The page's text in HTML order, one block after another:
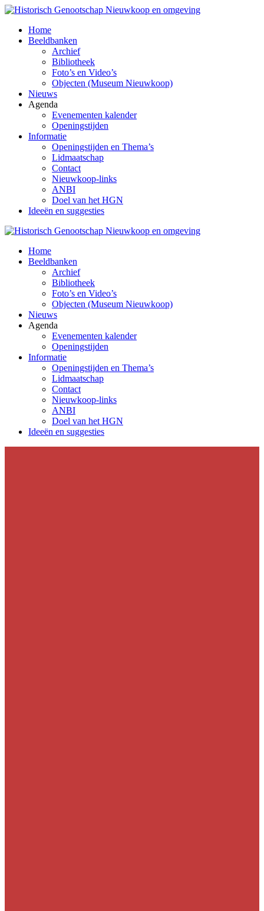
Ga
inhoud
Home
Beeldbanken
Archief
Bibliotheek
Foto’s en Video’s
Objecten (Museum Nieuwkoop)
Nieuws
Agenda
Evenementen kalender
Openingstijden
Informatie
Openingstijden en Thema’s
Lidmaatschap
Contact
Nieuwkoop-links
ANBI
Doel van het HGN
Ideeën en suggesties
Home
Beeldbanken
Archief
Bibliotheek
Foto’s en Video’s
Objecten (Museum Nieuwkoop)
Nieuws
Agenda
Evenementen kalender
Openingstijden
Informatie
Openingstijden en Thema’s
Lidmaatschap
Contact
Nieuwkoop-links
ANBI
Doel van het HGN
Ideeën en suggesties